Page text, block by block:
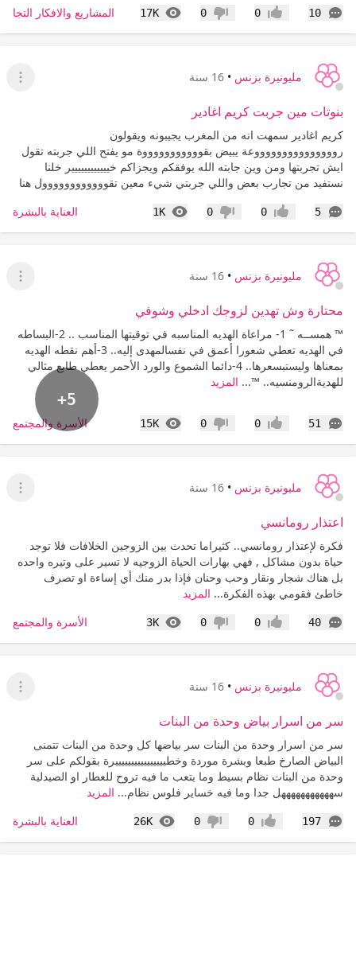
10
التعليقات إعجاب0 عدم إعجاب
0
17K
المشاهدات المشاريع والافكار
مليونيرة بزنس • 16 سنة
عرض
بنوتات مين جربت كريم اغادير
كريم اغادير سمهت انه من المغرب يجيبونه ويقولون
روووووووووووووووعة يبيض بقوووووووووووة مو يفتح اللي جربته تقول
ايش تجربتها ومن وين جابته الله يوفقكم ويجزاكم خيييييييييييير خلنا
نستفيد من تجارب بعض واللي جربتي شيء معين تقوووووووووووول هنا
5
التعليقات إعجاب0 عدم إعجاب
0
1K
المشاهدات العناية بالبشرة
مليونيرة بزنس • 16 سنة
عرض
محتارة وش تهدين لزوجك ادخلي وشوفي
™ همســه ˜ 1- مراعاة الهديه المناسبه في توقيتها المناسب .. 2-البساطه
في الهديه تعطي شعورا أعمق في نفسالمهدى إليه.. 3-أهم نقطه الهديه
بمعناها وليستبسعرها.. 4-دائما الشموع والورد الأحمر يعطي طابع مثالي
للهديةالرومنسيه.. ™... المزيد
+5
51
التعليقات إعجاب0 عدم إعجاب
0
15K
المشاهدات الأسرة والمجتمع
مليونيرة بزنس • 16 سنة
عرض
اعتذار رومانسي
فكرة لإعتذار رومانسي.. كثيراما تحدث بين الزوجين الخلافات فلا توجد
حياة بدون مشاكل , فهي بهارات الحياة الزوجيه لا تسير على وتيره واحده
بل هناك شجار ونقار وحب وحنان فإذا بدر منك أي إساءة او تصرف
خاطئ فقومي بهذه الفكرة... المزيد
40
التعليقات إعجاب0 عدم إعجاب
0
3K
المشاهدات الأسرة والمجتمع
مليونيرة بزنس • 16 سنة
عرض
سر من اسرار بياض وحدة من البنات
سر من اسرار وحدة من البنات سر بياضها كل وحدة من البنات تتمنى
البياض الصارخ طبعا وبشرة موردة وخطييييييييييييييييرة بقولكم على سر
وحدة من البنات نظام بسيط وما يتعب ما فيه تروح للعطار او الصيدلية
سهههههههههههل جدا وما فيه خساير فلوس نظام... المزيد
197
التعليقات إعجاب0 عدم إعجاب
0
26K
المشاهدات العناية بالبشرة